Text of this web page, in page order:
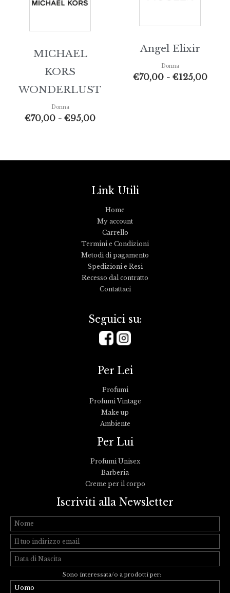
MICHAEL
KORS
WONDERLUST
Donna
€70,00 - €95,00
Angel Elixir
Donna
€70,00 - €125,00
Link Utili
Home
My account
Carrello
Termini e Condizioni
Metodi di pagamento
Spedizioni e Resi
Recesso dal contratto
Contattaci
Seguici su:
Per Lei
Profumi
Profumi Vintage
Make up
Ambiente
Per Lui
Profumi Unisex
Barberia
Creme per il corpo
Iscriviti alla Newsletter
Sono interessata/o a prodotti per: